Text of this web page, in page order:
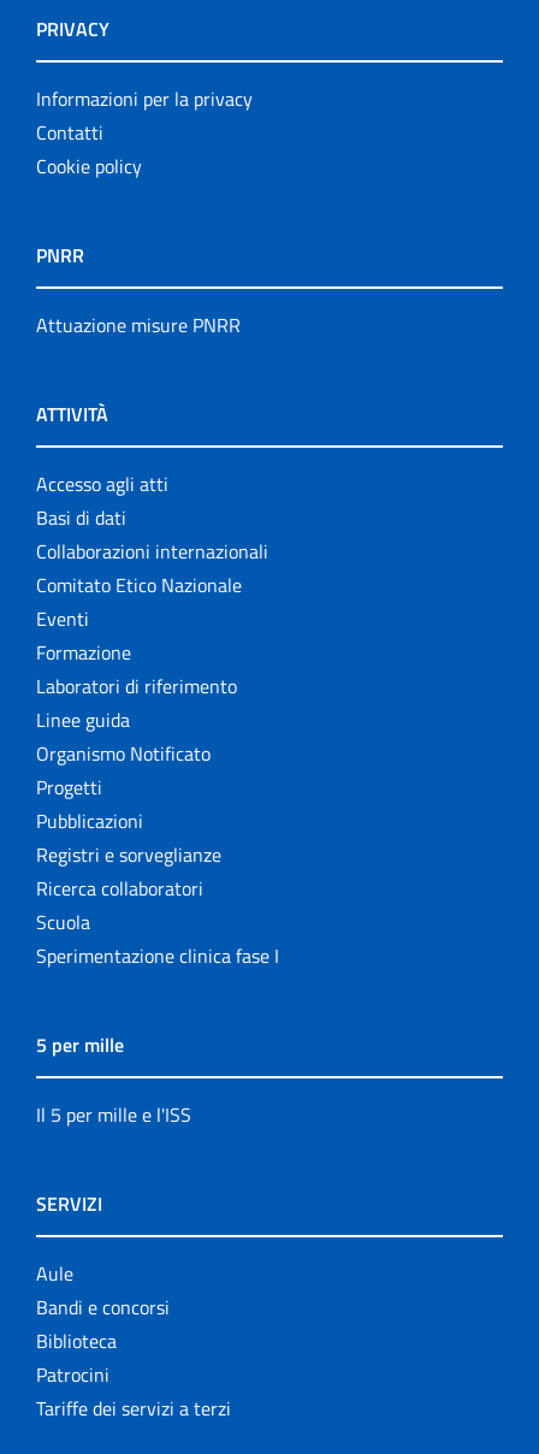
PRIVACY
Informazioni per la privacy
Contatti
Cookie policy
PNRR
Attuazione misure PNRR
ATTIVITÀ
Accesso agli atti
Basi di dati
Collaborazioni internazionali
Comitato Etico Nazionale
Eventi
Formazione
Laboratori di riferimento
Linee guida
Organismo Notificato
Progetti
Pubblicazioni
Registri e sorveglianze
Ricerca collaboratori
Scuola
Sperimentazione clinica fase I
5 per mille
Il 5 per mille e l'ISS
SERVIZI
Aule
Bandi e concorsi
Biblioteca
Patrocini
Tariffe dei servizi a terzi